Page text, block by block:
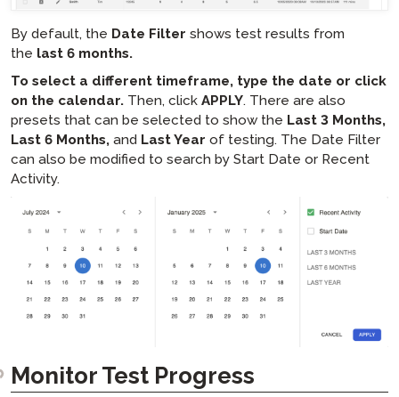
By default, the Date Filter shows test results from
the last 6 months.
To select a different timeframe, type the date or click
on the calendar. Then, click APPLY. There are also
presets that can be selected to show the Last 3 Months,
Last 6 Months, and Last Year of testing. The Date Filter
can also be modified to search by Start Date or Recent
Activity.
Monitor Test Progress​​